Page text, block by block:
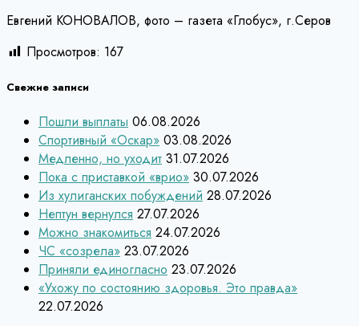
Евгений КОНОВАЛОВ, фото – газета «Глобус», г.Серов
Просмотров: 167
Свежие записи
Пошли выплаты 06.08.2026
Спортивный «Оскар» 03.08.2026
Медленно, но уходит 31.07.2026
Пока с приставкой «врио» 30.07.2026
Из хулиганских побуждений 28.07.2026
Нептун вернулся 27.07.2026
Можно знакомиться 24.07.2026
ЧС «созрела» 23.07.2026
Приняли единогласно 23.07.2026
«Ухожу по состоянию здоровья. Это правда»
22.07.2026